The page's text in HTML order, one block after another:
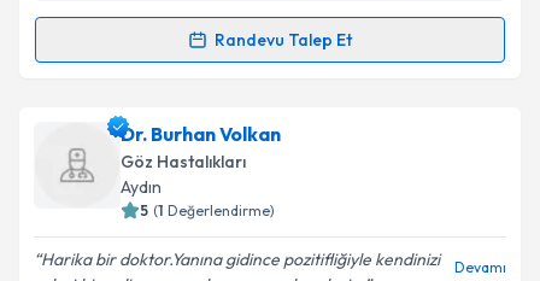
kapsamda işlenmesini kabul ediyorum.
Randevu Talep Et
Randevu Takvimi Talebi
Uzm. Dr. Şerefhan Özusan
talebi oluşturun. Size bu uzmandan randevu almanız
için bir takvim hazırlandığında e-posta ile
bilgilendireceğiz.
E-posta Adresiniz
Dr. Burhan Volkan
Göz Hastalıkları
Aydın
5 (1 Değerlendirme)
Harika bir doktor.Yanına gidince pozitifliğiyle kendinizi
Devamı